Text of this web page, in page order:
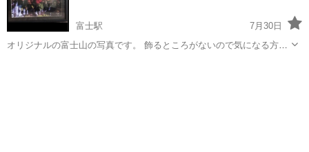
富士駅
7月30日
オリジナルの富士山の写真です。 飾るところがないので気になる方い